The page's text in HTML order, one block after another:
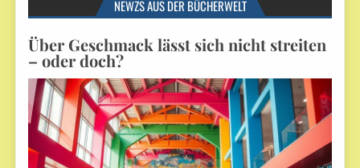
NEWZS AUS DER BÜCHERWELT
Über Geschmack lässt sich nicht streiten
– oder doch?